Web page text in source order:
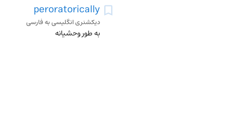
peroratorically
دیکشنری انگلیسی به فارسی
به طور وحشیانه